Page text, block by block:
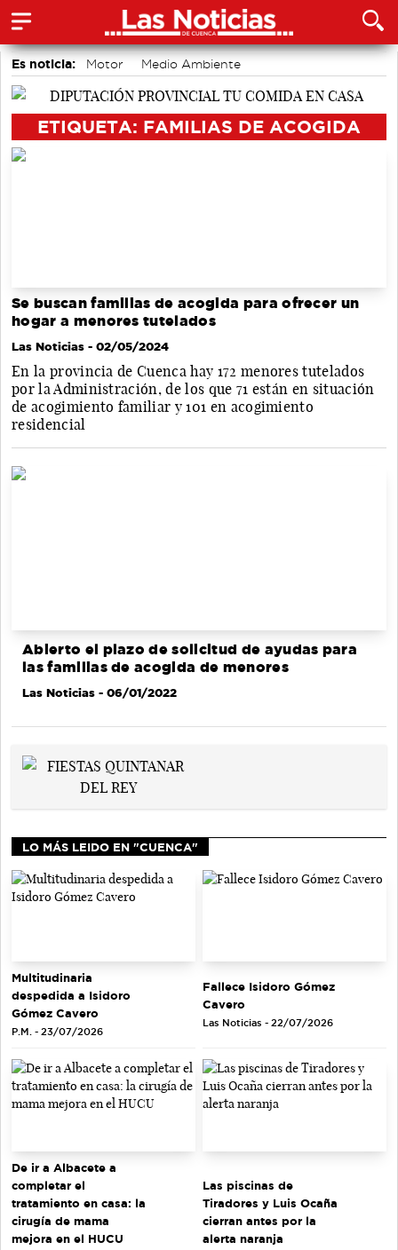
Es noticia: Motor
Medio Ambiente
accidentes laborales
ETIQUETA: FAMILIAS DE ACOGIDA
Se buscan familias de acogida para ofrecer un
hogar a menores tutelados
Las Noticias - 02/05/2024
En la provincia de Cuenca hay 172 menores tutelados
por la Administración, de los que 71 están en situación
de acogimiento familiar y 101 en acogimiento
residencial
Abierto el plazo de solicitud de ayudas para
las familias de acogida de menores
Las Noticias - 06/01/2022
LO MÁS LEIDO EN "CUENCA"
Multitudinaria
despedida a Isidoro
Gómez Cavero
P.M. - 23/07/2026
Fallece Isidoro Gómez
Cavero
Las Noticias - 22/07/2026
De ir a Albacete a
completar el
tratamiento en casa: la
cirugía de mama
mejora en el HUCU
Las piscinas de
Tiradores y Luis Ocaña
cierran antes por la
alerta naranja